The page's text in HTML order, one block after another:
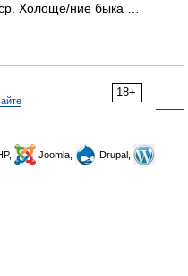
Холоще/ние быка …
18+
Joomla,
Drupal,